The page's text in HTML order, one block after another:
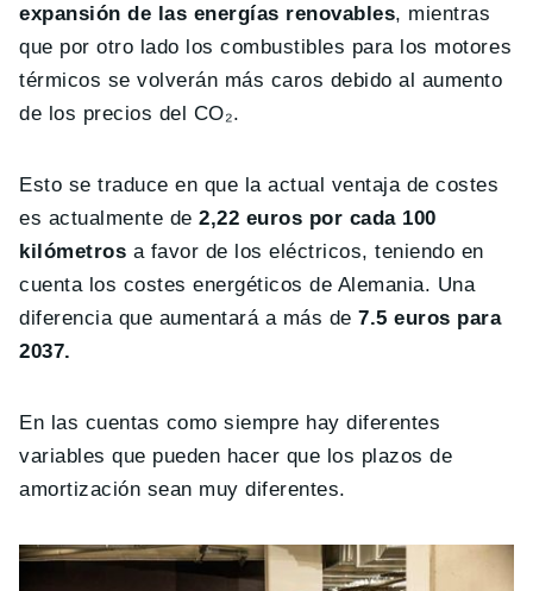
expansión de las energías renovables, mientras
que por otro lado los combustibles para los motores
térmicos se volverán más caros debido al aumento
de los precios del CO₂.
Esto se traduce en que la actual ventaja de costes
es actualmente de 2,22 euros por cada 100
kilómetros a favor de los eléctricos, teniendo en
cuenta los costes energéticos de Alemania. Una
diferencia que aumentará a más de7.5 euros para
2037.
En las cuentas como siempre hay diferentes
variables que pueden hacer que los plazos de
amortización sean muy diferentes.